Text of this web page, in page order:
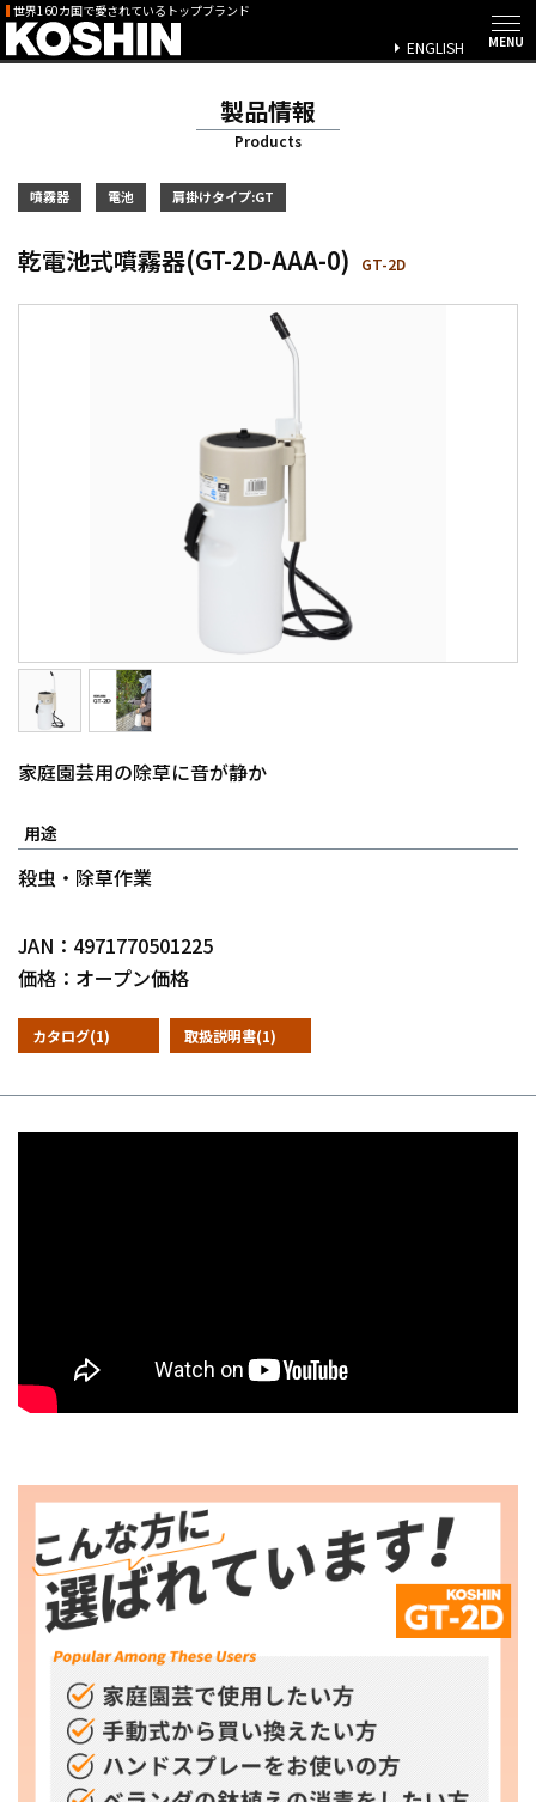
世界160カ国で愛されているトップブランド
ENGLISH
製品情報
Products
噴霧器 電池 肩掛けタイプ:GT
乾電池式噴霧器(GT-2D-AAA-0) GT-2D
家庭園芸用の除草に音が静か
用途
殺虫・除草作業
JAN：4971770501225
価格：オープン価格
カタログ(1) 取扱説明書(1)